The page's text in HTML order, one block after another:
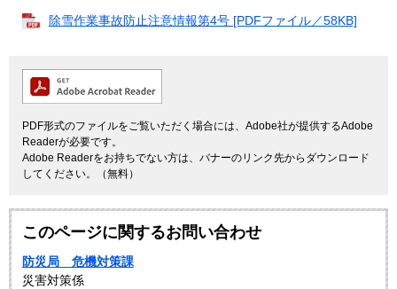
除雪作業事故防止注意情報第4号 [PDFファイル／58KB]
PDF形式のファイルをご覧いただく場合には、Adobe社が提供するAdobe
Readerが必要です。
Adobe Readerをお持ちでない方は、バナーのリンク先からダウンロード
してください。（無料）
このページに関するお問い合わせ
防災局 危機対策課
災害対策係